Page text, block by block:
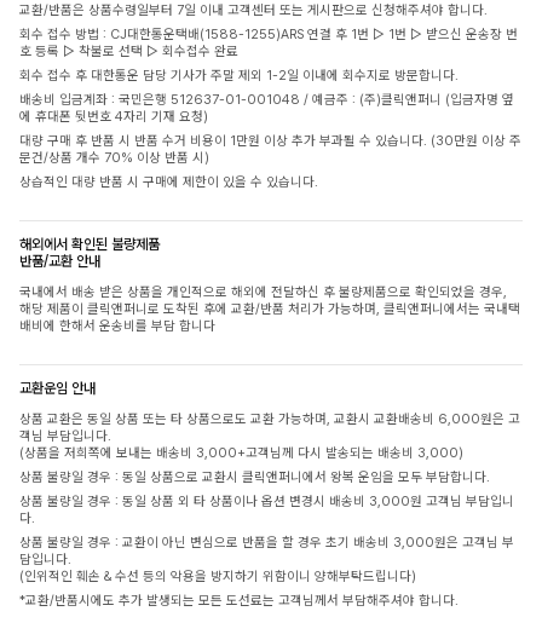
교환/반품은 상품수령일부터 7일 이내 고객센터 또는 게시판으로 신청해주셔야 합니다.
회수 접수 방법 : CJ대한통운택배(1588-1255)ARS 연결 후 1번 ▷ 1번 ▷ 받으신 운송장 번
호 등록 ▷ 착불로 선택 ▷ 회수접수 완료
회수 접수 후 대한통운 담당 기사가 주말 제외 1-2일 이내에 회수지로 방문합니다.
배송비 입금계좌 : 국민은행 512637-01-001048 / 예금주 : (주)클릭앤퍼니 (입금자명 옆
에 휴대폰 뒷번호 4자리 기재 요청)
대량 구매 후 반품 시 반품 수거 비용이 1만원 이상 추가 부과될 수 있습니다. (30만원 이상 주
문건/상품 개수 70% 이상 반품 시)
상습적인 대량 반품 시 구매에 제한이 있을 수 있습니다.
해외에서 확인된 불량제품
반품/교환 안내
국내에서 배송 받은 상품을 개인적으로 해외에 전달하신 후 불량제품으로 확인되었을 경우,
해당 제품이 클릭앤퍼니로 도착된 후에 교환/반품 처리가 가능하며, 클릭앤퍼니에서는 국내택
배비에 한해서 운송비를 부담 합니다
교환운임 안내
상품 교환은 동일 상품 또는 타 상품으로도 교환 가능하며, 교환시 교환배송비 6,000원은 고
객님 부담입니다.
(상품을 저희쪽에 보내는 배송비 3,000+고객님께 다시 발송되는 배송비 3,000)
상품 불량일 경우 : 동일 상품으로 교환시 클릭앤퍼니에서 왕복 운임을 모두 부담합니다.
상품 불량일 경우 : 동일 상품 외 타 상품이나 옵션 변경시 배송비 3,000원 고객님 부담입니
다.
상품 불량일 경우 : 교환이 아닌 변심으로 반품을 할 경우 초기 배송비 3,000원은 고객님 부
담입니다.
(인위적인 훼손 & 수선 등의 악용을 방지하기 위함이니 양해부탁드립니다)
*교환/반품시에도 추가 발생되는 모든 도선료는 고객님께서 부담해주셔야 합니다.